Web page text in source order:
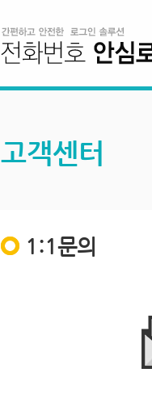
고객센터
1:1문의